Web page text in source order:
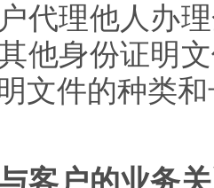
代理他人办
他身份证明
文件的种类
客户的业务